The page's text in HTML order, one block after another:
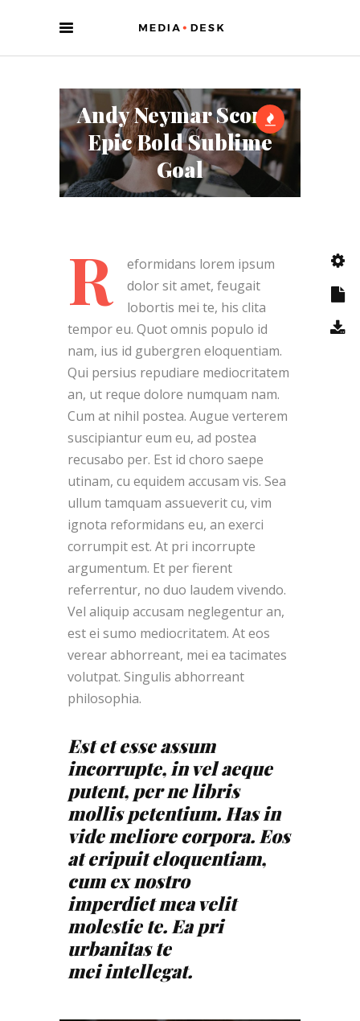
Andy Neymar Scores
Epic Bold Sublime
Goal
R
eformidans lorem ipsum
dolor sit amet, feugait
lobortis mei te, his clita
tempor eu. Quot omnis populo id
nam, ius id gubergren eloquentiam.
Qui persius repudiare mediocritatem
an, ut reque dolore numquam nam.
Cum at nihil postea. Augue verterem
suscipiantur eum eu, ad postea
recusabo per. Est id choro saepe
utinam, cu equidem accusam vis. Sea
ullum tamquam assueverit cu, vim
ignota reformidans eu, an exerci
corrumpit est. At pri incorrupte
argumentum. Et per fierent
referrentur, no duo laudem vivendo.
Vel aliquip accusam neglegentur an,
est ei sumo mediocritatem. At eos
verear abhorreant, mei ea tacimates
volutpat. Singulis abhorreant
philosophia.
Est et esse assum
incorrupte, in vel aeque
putent, per ne libris
mollis petentium. Has in
vide meliore corpora. Eos
at eripuit eloquentiam,
cum ex nostro
imperdiet mea velit
molestie te. Ea pri
urbanitas te
mei intellegat.